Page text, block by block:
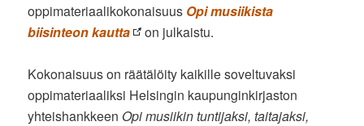
oppimateriaalikokonaisuus Opi musiikista
biisinteon kautta
on julkaistu.
Kokonaisuus on räätälöity kaikille soveltuvaksi
oppimateriaaliksi Helsingin kaupunginkirjaston
yhteishankkeen Opi musiikin tuntijaksi, taitajaksi,